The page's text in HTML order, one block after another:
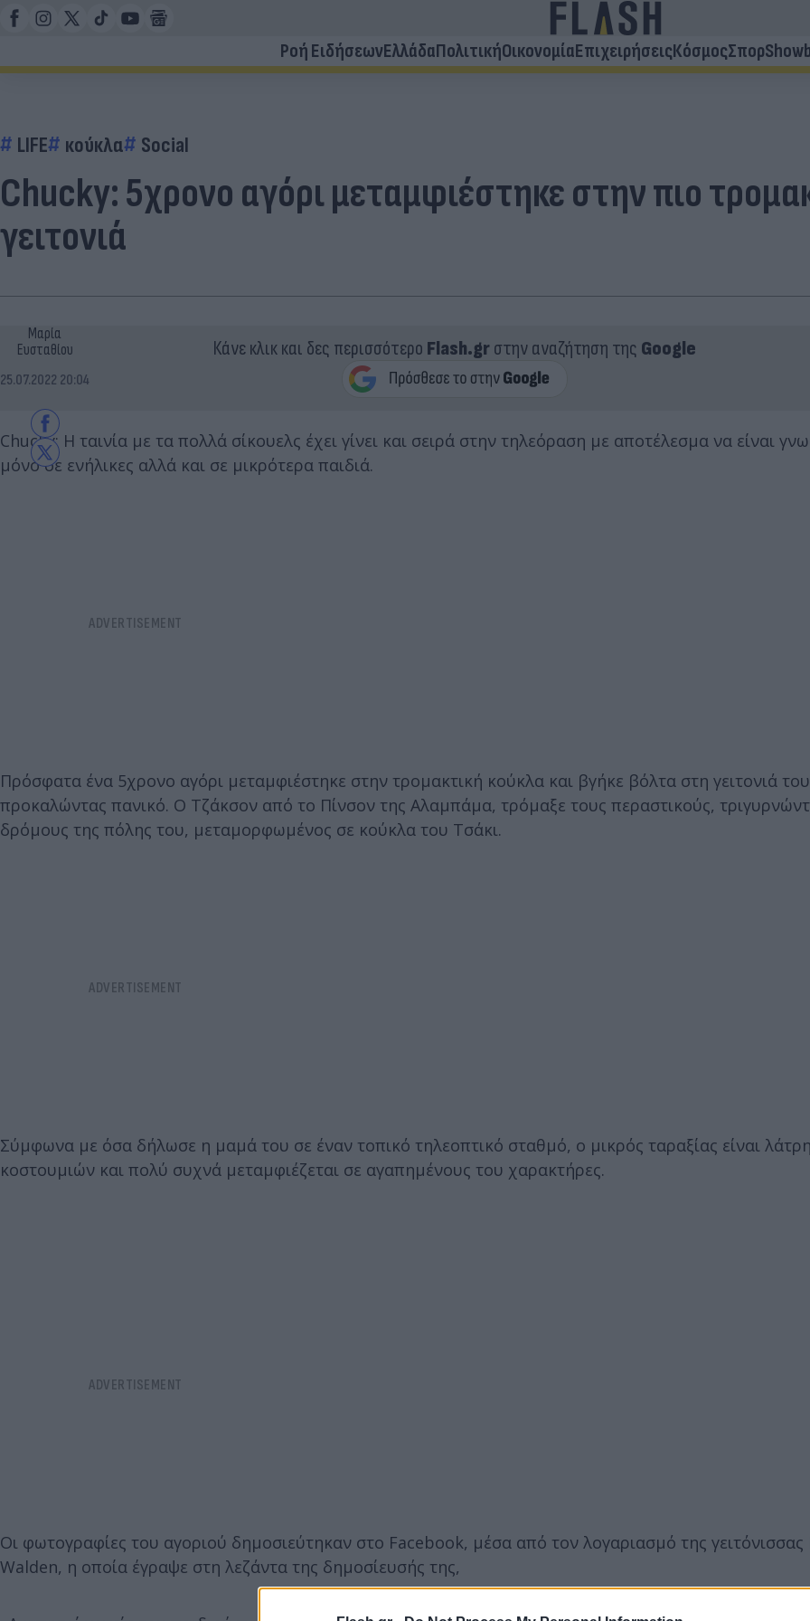
Ροή ΕιδήσεωνΕλλάδαΠολιτικήΟικονομίαΕπιχειρήσειςΚόσμοςΣπορ
LIFE κούκλα Social
Chucky: 5χρονο αγόρι μεταμφιέστηκε στην πιο
γειτονιά
Μαρία
Ευσταθίου
25.07.2022 20:04
Κάνε κλικ και δες περισσότερο Flash.grστην αναζήτηση της Google
Chucky: Η ταινία με τα πολλά σίκουελς έχει γίνει και σειρά στην τηλεόραση με αποτέλεσμα να είναι
μόνο σε ενήλικες αλλά και σε μικρότερα παιδιά.
Πρόσφατα ένα 5χρονο αγόρι μεταμφιέστηκε στην τρομακτική κούκλα και βγήκε βόλτα στη γειτονιά του
προκαλώντας πανικό. Ο Τζάκσον από το Πίνσον της Αλαμπάμα, τρόμαξε τους περαστικούς,
δρόμους της πόλης του, μεταμορφωμένος σε κούκλα του Τσάκι.
Σύμφωνα με όσα δήλωσε η μαμά του σε έναν τοπικό τηλεοπτικό σταθμό, ο μικρός ταραξίας είναι
κοστουμιών και πολύ συχνά μεταμφιέζεται σε αγαπημένους του χαρακτήρες.
Οι φωτογραφίες του αγοριού δημοσιεύτηκαν στο Facebook, μέσα από τον λογαριασμό της γειτόνισσας
Walden, η οποία έγραψε στη λεζάντα της δημοσίευσής της,